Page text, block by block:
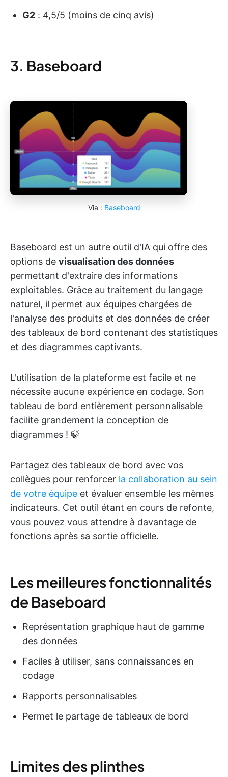
G2 : 4,5/5 (moins de cinq avis)
3. Baseboard
Via : Baseboard
Baseboard est un autre outil d'IA qui offre des
options de visualisation des données
permettant d'extraire des informations
exploitables. Grâce au traitement du langage
naturel, il permet aux équipes chargées de
l'analyse des produits et des données de créer
des tableaux de bord contenant des statistiques
et des diagrammes captivants.
L'utilisation de la plateforme est facile et ne
nécessite aucune expérience en codage. Son
tableau de bord entièrement personnalisable
facilite grandement la conception de
diagrammes ! 🍃
Partagez des tableaux de bord avec vos
collègues pour renforcer la collaboration au sein
de votre équipe et évaluer ensemble les mêmes
indicateurs. Cet outil étant en cours de refonte,
vous pouvez vous attendre à davantage de
fonctions après sa sortie officielle.
Les meilleures fonctionnalités
de Baseboard
Représentation graphique haut de gamme
des données
Faciles à utiliser, sans connaissances en
codage
Rapports personnalisables
Permet le partage de tableaux de bord
Limites des plinthes